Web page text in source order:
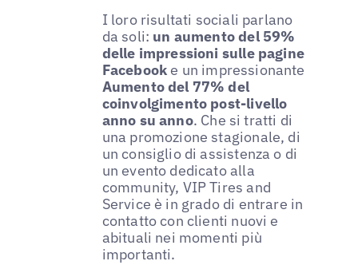
I loro risultati sociali parlano
da soli: un aumento del 59%
delle impressioni sulle pagine
Facebook e un impressionante
Aumento del 77% del
coinvolgimento post-livello
anno su anno. Che si tratti di
una promozione stagionale, di
un consiglio di assistenza o di
un evento dedicato alla
community, VIP Tires and
Service è in grado di entrare in
contatto con clienti nuovi e
abituali nei momenti più
importanti.